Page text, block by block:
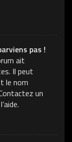
pas !
ait
Il peut
le nom
un